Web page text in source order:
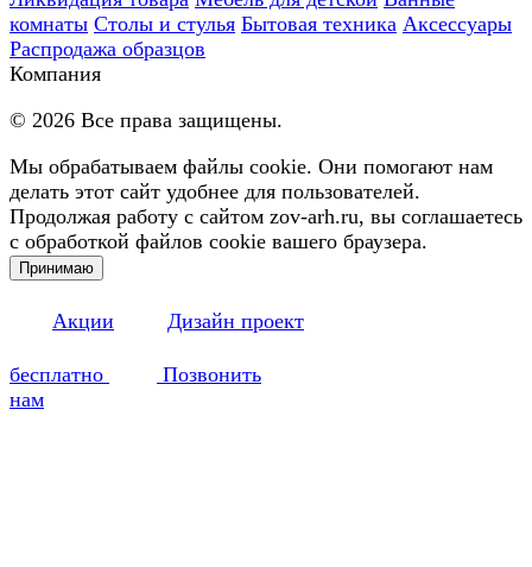
комнаты Столы и стулья Бытовая техника Аксессуары
Распродажа образцов
Компания
© 2026 Все права защищены.
Мы обрабатываем файлы cookie. Они помогают нам
делать этот сайт удобнее для пользователей.
Продолжая работу с сайтом zov-arh.ru, вы соглашаетесь
с обработкой файлов cookie вашего браузера.
Принимаю
Акции Дизайн проект
бесплатно
Позвонить
нам